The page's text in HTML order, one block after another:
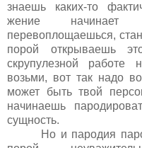
знаешь каких-то
жение начинает
перевоплощаешься,
порой открываешь
скрупулезной
возьми, вот так надо
может быть твой
начинаешь
сущность.
Но и пародия